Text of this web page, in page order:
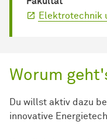
Elektrotechnik
Worum
Du willst aktiv dazu
innovative